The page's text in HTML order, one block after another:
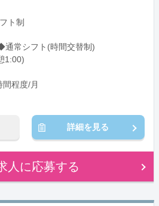
ト制
通常シフト(時間交替制)
1:00)
程度/月
詳細を見る
人に応募する